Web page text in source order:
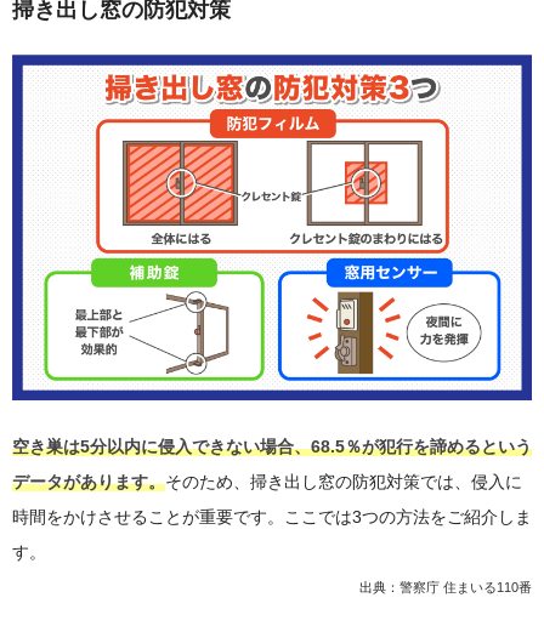
掃き出し窓の防犯対策
空き巣は5分以内に侵入できない場合、68.5％が犯行を諦めるという
データがあります。そのため、掃き出し窓の防犯対策では、侵入に
時間をかけさせることが重要です。ここでは3つの方法をご紹介しま
す。
出典： 警察庁 住まいる110番